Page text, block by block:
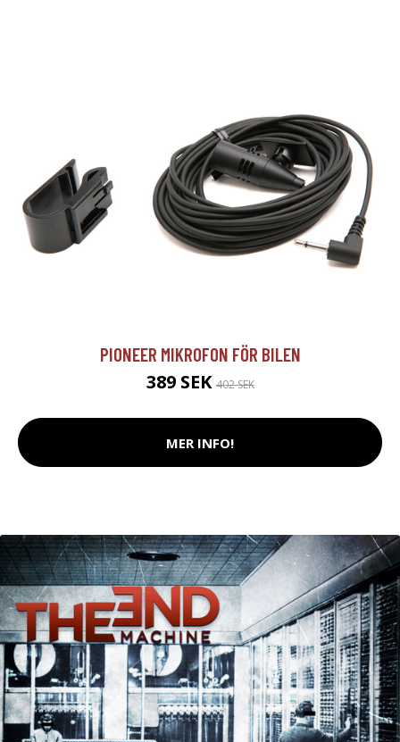
PIONEER MIKROFON FÖR BILEN
389 SEK402 SEK
MER INFO!